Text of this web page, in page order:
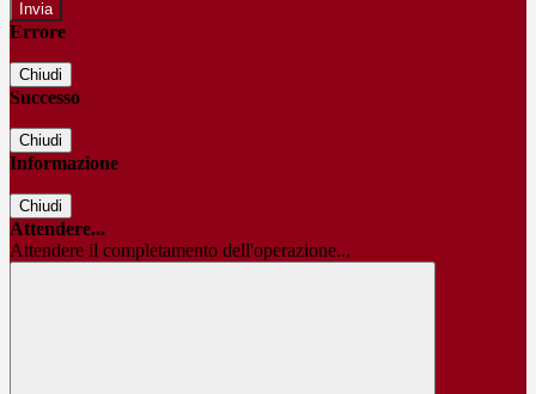
Errore
Chiudi
Successo
Chiudi
Informazione
Chiudi
Attendere...
Attendere il completamento dell'operazione...